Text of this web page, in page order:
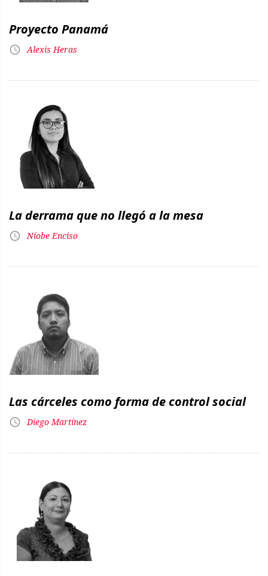
Proyecto Panamá
Alexis Heras
La derrama que no llegó a la mesa
Níobe Enciso
Las cárceles como forma de control social
Diego Martínez